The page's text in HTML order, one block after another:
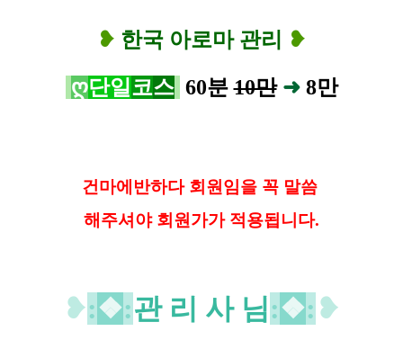
❥ 한국 아로마 관리 ❥
ღ단일 코스 60분 10만 ➜ 8만
건마에반하다 회원임을 꼭 말씀
해 주셔야 회원가가 적용됩니다.
❥:❖:관 리 사 님:❖: ❥